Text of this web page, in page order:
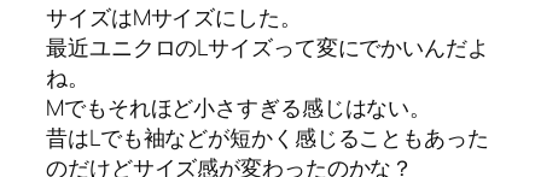
サイズはMサイズにした。
最近ユニクロのLサイズって変にでかいんだよ
ね。
Mでもそれほど小さすぎる感じはない。
昔はLでも袖などが短かく感じることもあった
のだけどサイズ感が変わったのかな？